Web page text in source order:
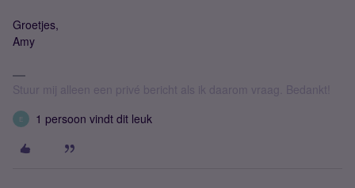
Groetjes,
Amy
Stuur mij alleen een privé bericht als ik daarom vraag. Bedankt!
E 1 persoon vindt dit leuk